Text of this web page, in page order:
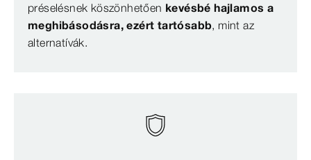
préselésnek köszönhetően kevésbé hajlamos a
meghibásodásra, ezért tartósabb, mint az
alternatívák.